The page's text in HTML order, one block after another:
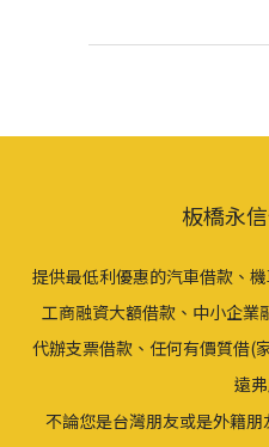
板橋永
提供最低利優惠的汽車借款、
工商融資大額借款、中小企業
代辦支票借款、任何有價質借(
遠弗
不論您是台灣朋友或是外籍朋